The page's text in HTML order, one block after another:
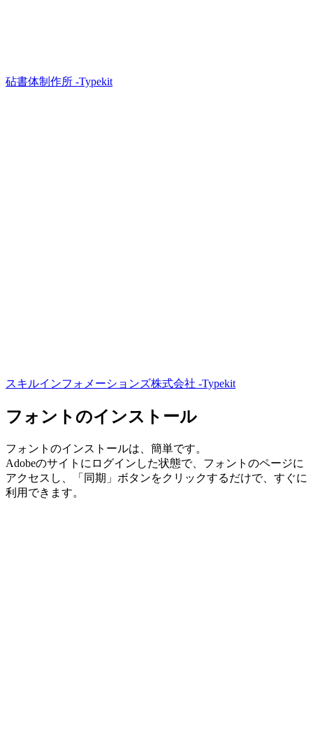
砧書体制作所 -Typekit
スキルインフォメーションズ株式会社 -Typekit
フォントのインストール
フォントのインストールは、簡単です。
Adobeのサイトにログインした状態で、フォントのページに
アクセスし、「同期」ボタンをクリックするだけで、すぐに
利用できます。